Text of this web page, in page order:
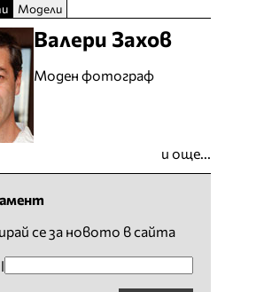
Модели
Валери Захов
Моден фотограф
и още...
се за новото в сайта